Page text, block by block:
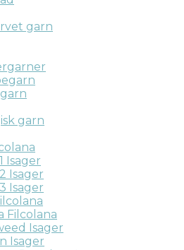
garn
garn
Isager
Isager
Isager
Filcolana
Isager
Isager